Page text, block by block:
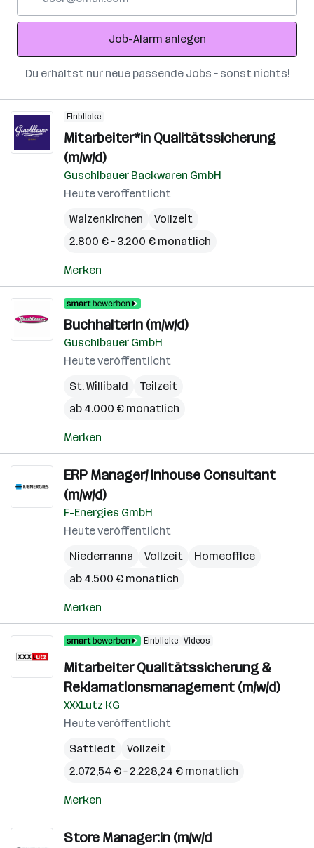
Adresse
Job-Alarm anlegen
Du erhältst nur neue passende Jobs – sonst nichts!
Einblicke
Mitarbeiter*in Qualitätssicherung
(m/w/d)
Guschlbauer Backwaren GmbH
Heute veröffentlicht
Waizenkirchen
Vollzeit
2.800 € – 3.200 € monatlich
Merken
BuchhalterIn (m/w/d)
Guschlbauer GmbH
Heute veröffentlicht
St. Willibald
Teilzeit
ab 4.000 € monatlich
Merken
ERP Manager/ Inhouse Consultant
(m/w/d)
F-Energies GmbH
Heute veröffentlicht
Niederranna
Vollzeit
Homeoffice
ab 4.500 € monatlich
Merken
Einblicke Videos
Mitarbeiter Qualitätssicherung &
Reklamationsmanagement (m/w/d)
XXXLutz KG
Heute veröffentlicht
Sattledt
Vollzeit
2.072,54 € – 2.228,24 € monatlich
Merken
Store Manager:in (m/w/d